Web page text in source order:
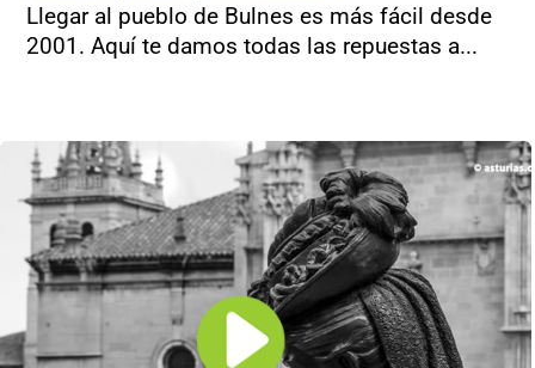
Llegar al pueblo de Bulnes es más fácil desde
2001. Aquí te damos todas las repuestas a...